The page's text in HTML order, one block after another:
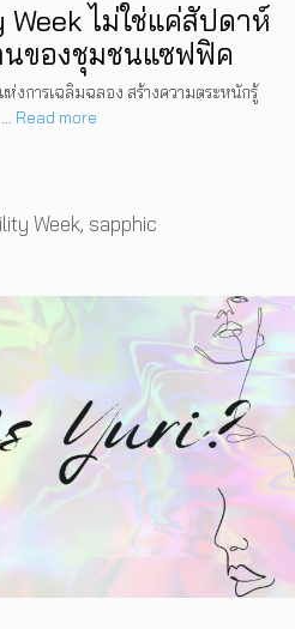
ไม่ใช่แค่สัปดาห์
นของชุมชนแซฟฟิค
งการเฉลิมฉลอง สร้างความตระหนักรู้
Read more
Week, sapphic